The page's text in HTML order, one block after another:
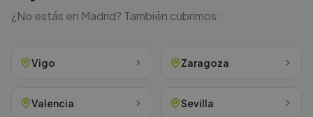
¿No estás en Madrid? También cubrimos:
Vigo Zaragoza
Valencia Sevilla